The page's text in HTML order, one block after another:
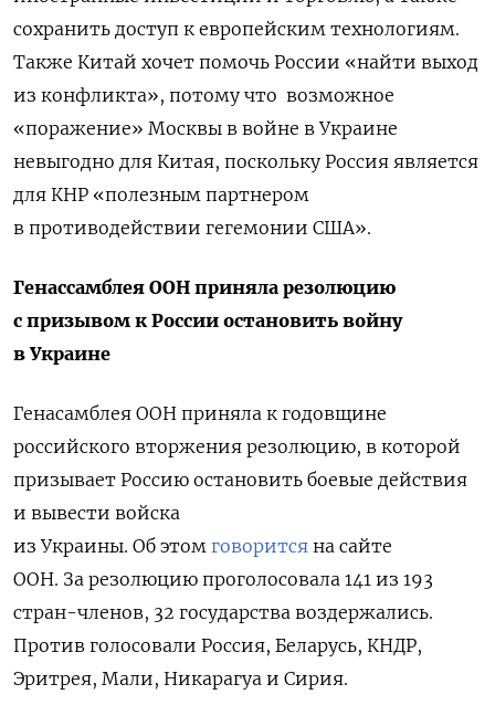
сохранить доступ к европейским технологиям.
Также Китай хочет помочь России «найти выход
из конфликта», потому что возможное
«поражение» Москвы в войне в Украине
невыгодно для Китая, поскольку Россия является
для КНР «полезным партнером
в противодействии гегемонии США».
Генассамблея ООН приняла резолюцию
с призывом к России остановить войну
в Украине
Генасамблея ООН приняла к годовщине
российского вторжения резолюцию, в которой
призывает Россию остановить боевые действия
и вывести войска
из Украины. Об этом говорится на сайте
ООН. За резолюцию проголосовала 141 из 193
стран-членов, 32 государства воздержались.
Против голосовали Россия, Беларусь, КНДР,
Эритрея, Мали, Никарагуа и Сирия.